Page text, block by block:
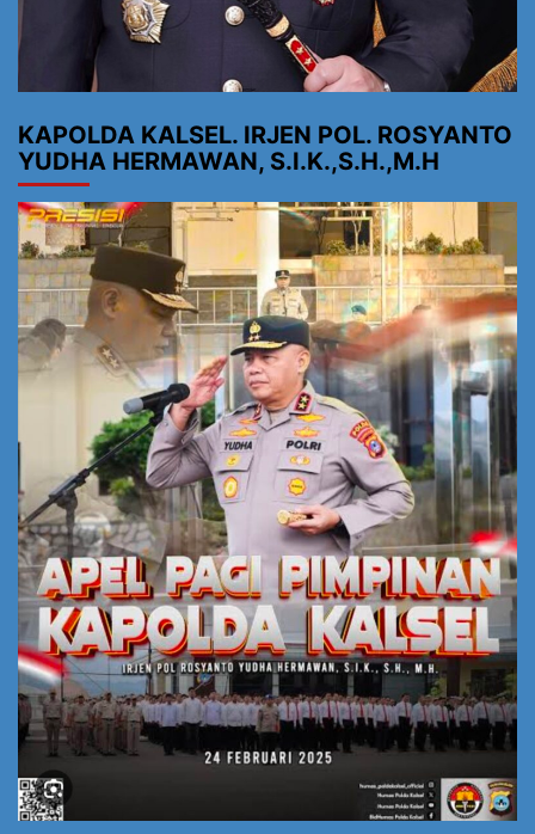
KAPOLDA KALSEL. IRJEN POL. ROSYANTO
YUDHA HERMAWAN, S.I.K.,S.H.,M.H